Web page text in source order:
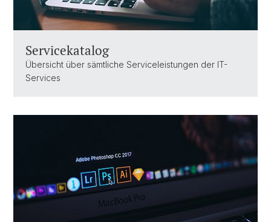
Servicekatalog
Übersicht über sämtliche Serviceleistungen der IT-
Services